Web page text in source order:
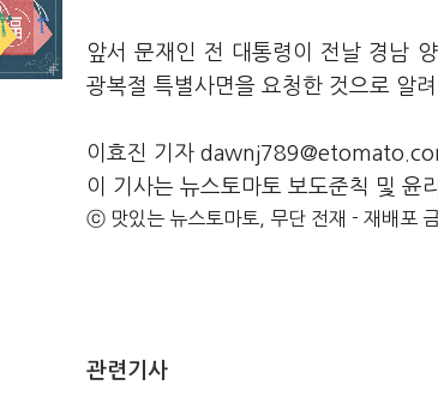
앞서 문재인 전 대통령이 전날 경남
광복절 특별사면을 요청한 것으로 알
이효진 기자
이 기사는 뉴스토마토 보도준칙 및 윤
ⓒ 맛있는 뉴스토마토, 무단 전재 - 재배포 금
관련기사